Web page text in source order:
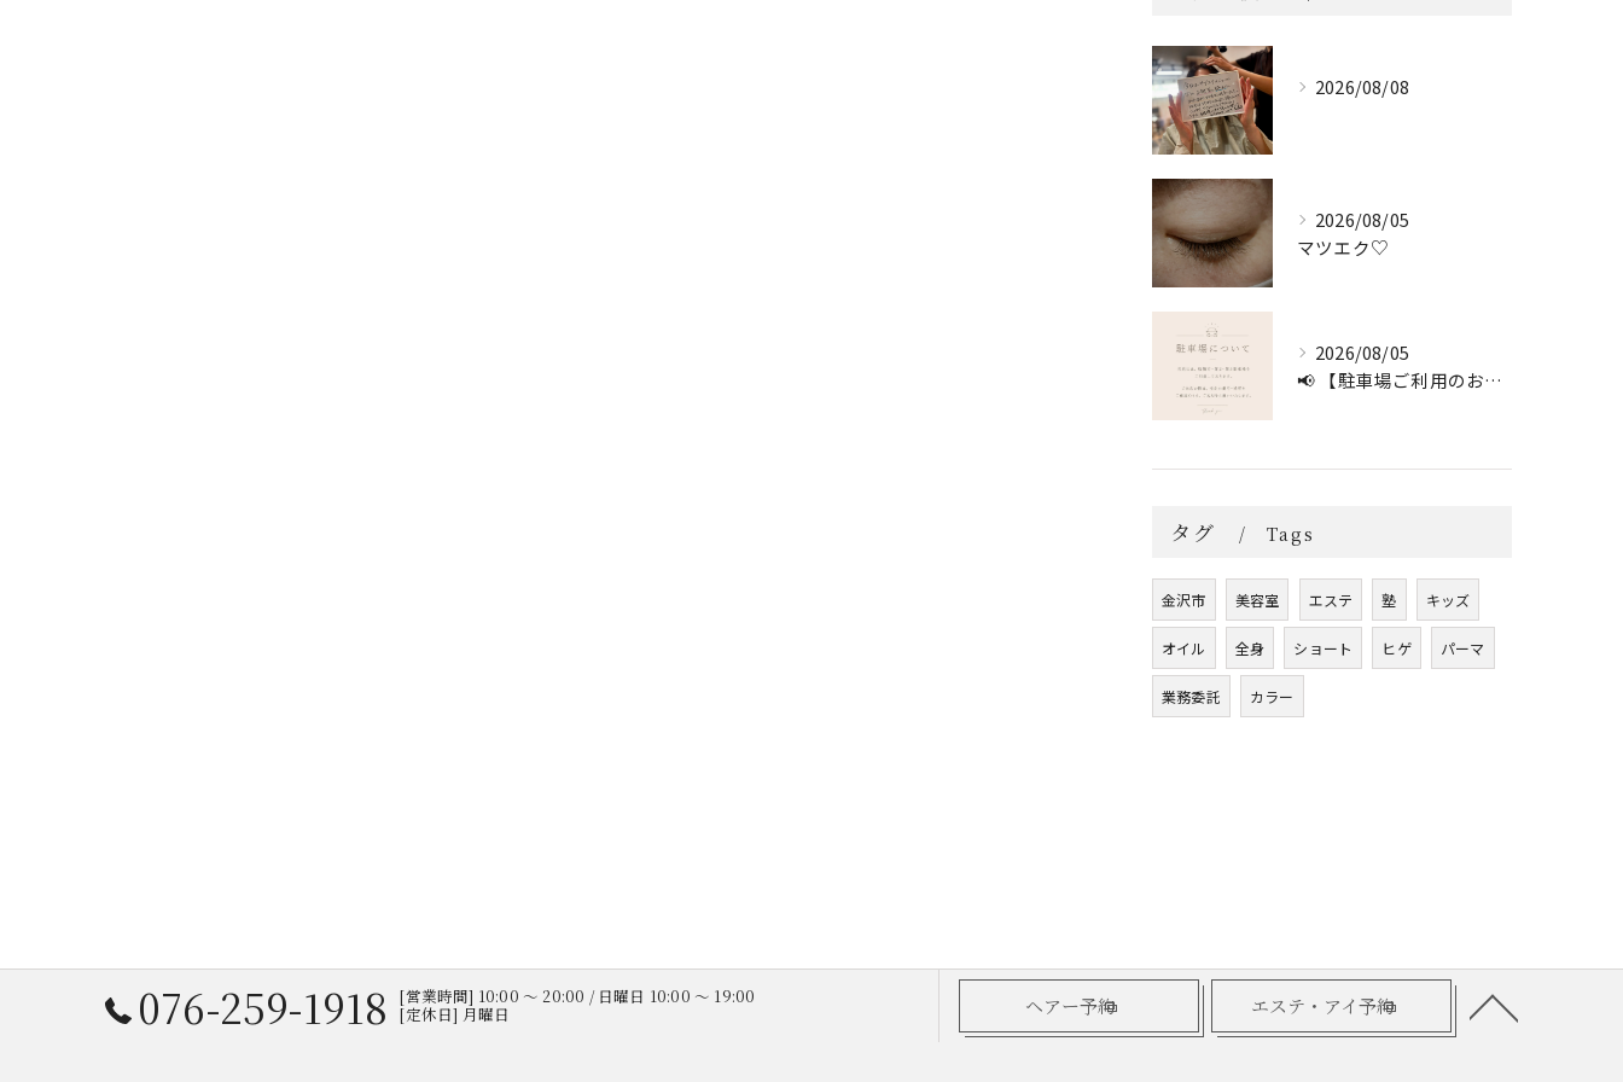
2026/08/08
2026/08/05
マツエク♡
2026/08/05
📢 【駐車場ご利用のお願い】 🚗
タグ Tags
金沢市 美容室 エステ 塾 キッズ
オイル 全身 ショート ヒゲ パーマ
業務委託 カラー
076-259-1918
[営業時間] 10:00 〜 20:00 / 日曜日 10:00 ～ 19:00
[定休日] 月曜日
ヘアー予約 エステ・アイ予約